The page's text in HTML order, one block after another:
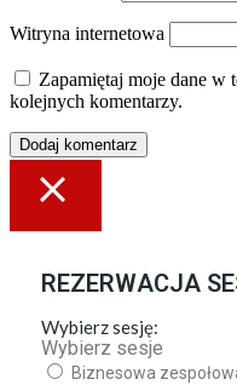
Witryna internetowa
Zapamiętaj moje dane w
kolejnych komentarzy.
REZERWACJA
Wybierz sesję:
Wybierz sesje
Biznesowa